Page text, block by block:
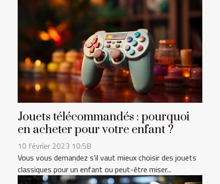
Jouets télécommandés : pourquoi
en acheter pour votre enfant ?
10 février 2023 10:58
Vous vous demandez s'il vaut mieux choisir des jouets
classiques pour un enfant ou peut-être miser...